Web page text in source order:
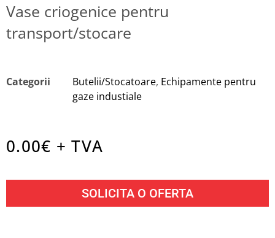
Vase criogenice pentru
transport/stocare
Categorii Butelii/Stocatoare, Echipamente pentru
gaze industiale
0.00€ + TVA
SOLICITA O OFERTA